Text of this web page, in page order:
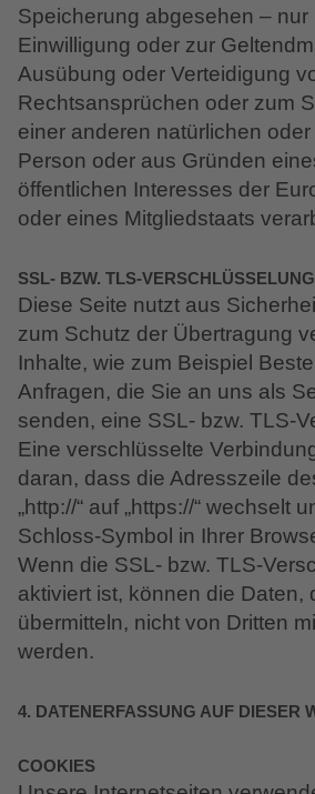
Speicherung abgesehen – nur
Einwilligung oder zur
Ausübung oder Verteidigung
Rechtsansprüchen oder zum
einer anderen natürlichen
Person oder aus Gründen
öffentlichen Interesses der
oder eines Mitgliedstaats
SSL- BZW. TLS-VERSCHLÜSSELUNG
Diese Seite nutzt aus
zum Schutz der Übertragung
Inhalte, wie zum Beispiel
Anfragen, die Sie an uns als
senden, eine SSL- bzw. TLS-
Eine verschlüsselte
daran, dass die Adresszeile
„http://“ auf „https://“ wechselt
Schloss-Symbol in Ihrer
Wenn die SSL- bzw. TLS-
aktiviert ist, können die Daten,
übermitteln, nicht von Dritten
werden.
4. DATENERFASSUNG AUF DIESER
COOKIES